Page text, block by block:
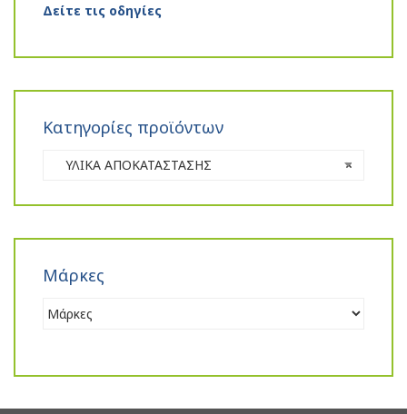
Δείτε τις οδηγίες
Κατηγορίες προϊόντων
×
ΥΛΙΚΑ ΑΠΟΚΑΤΑΣΤΑΣΗΣ
Μάρκες